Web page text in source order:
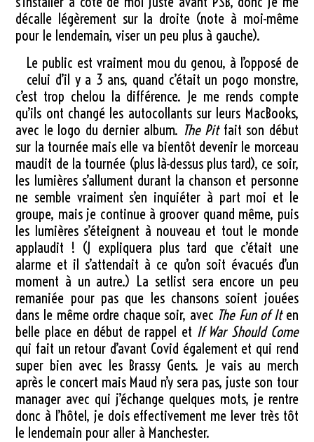
décalle légèrement sur la droite (note à moi-même
pour le lendemain, viser un peu plus à gauche).
Le public est vraiment mou du genou, à l’opposé de
celui d’il y a 3 ans, quand c’était un pogo monstre,
c’est trop chelou la différence. Je me rends compte
qu’ils ont changé les autocollants sur leurs MacBooks,
avec le logo du dernier album. The Pitfait son début
sur la tournée mais elle va bientôt devenir le morceau
maudit de la tournée (plus là-dessus plus tard), ce soir,
les lumières s’allument durant la chanson et personne
ne semble vraiment s’en inquiéter à part moi et le
groupe, mais je continue à groover quand même, puis
les lumières s’éteignent à nouveau et tout le monde
applaudit ! (J expliquera plus tard que c’était une
alarme et il s’attendait à ce qu’on soit évacués d’un
moment à un autre.) La setlist sera encore un peu
remaniée pour pas que les chansons soient jouées
dans le même ordre chaque soir, avec The Fun of Iten
belle place en début de rappel et If War Should Come
qui fait un retour d’avant Covid également et qui rend
super bien avec les Brassy Gents. Je vais au merch
après le concert mais Maud n’y sera pas, juste son tour
manager avec qui j’échange quelques mots, je rentre
donc à l’hôtel, je dois effectivement me lever très tôt
le lendemain pour aller à Manchester.